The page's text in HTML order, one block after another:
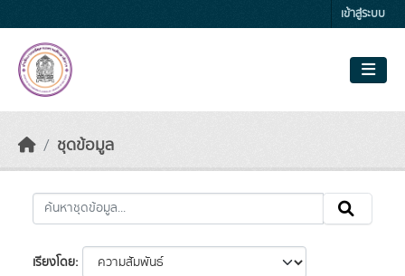
เข้าสู่ระบบ
ชุดข้อมูล
เรียงโดย